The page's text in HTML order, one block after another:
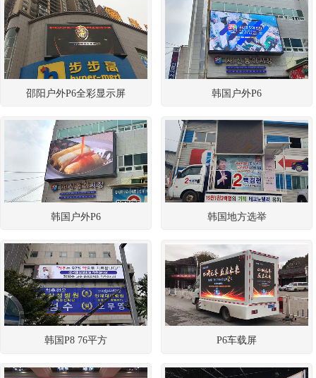
邵阳户外P6全彩显示屏 韩国户外P6
韩国户外P6 韩国地方选举
韩国P8 76平方 P6车载屏